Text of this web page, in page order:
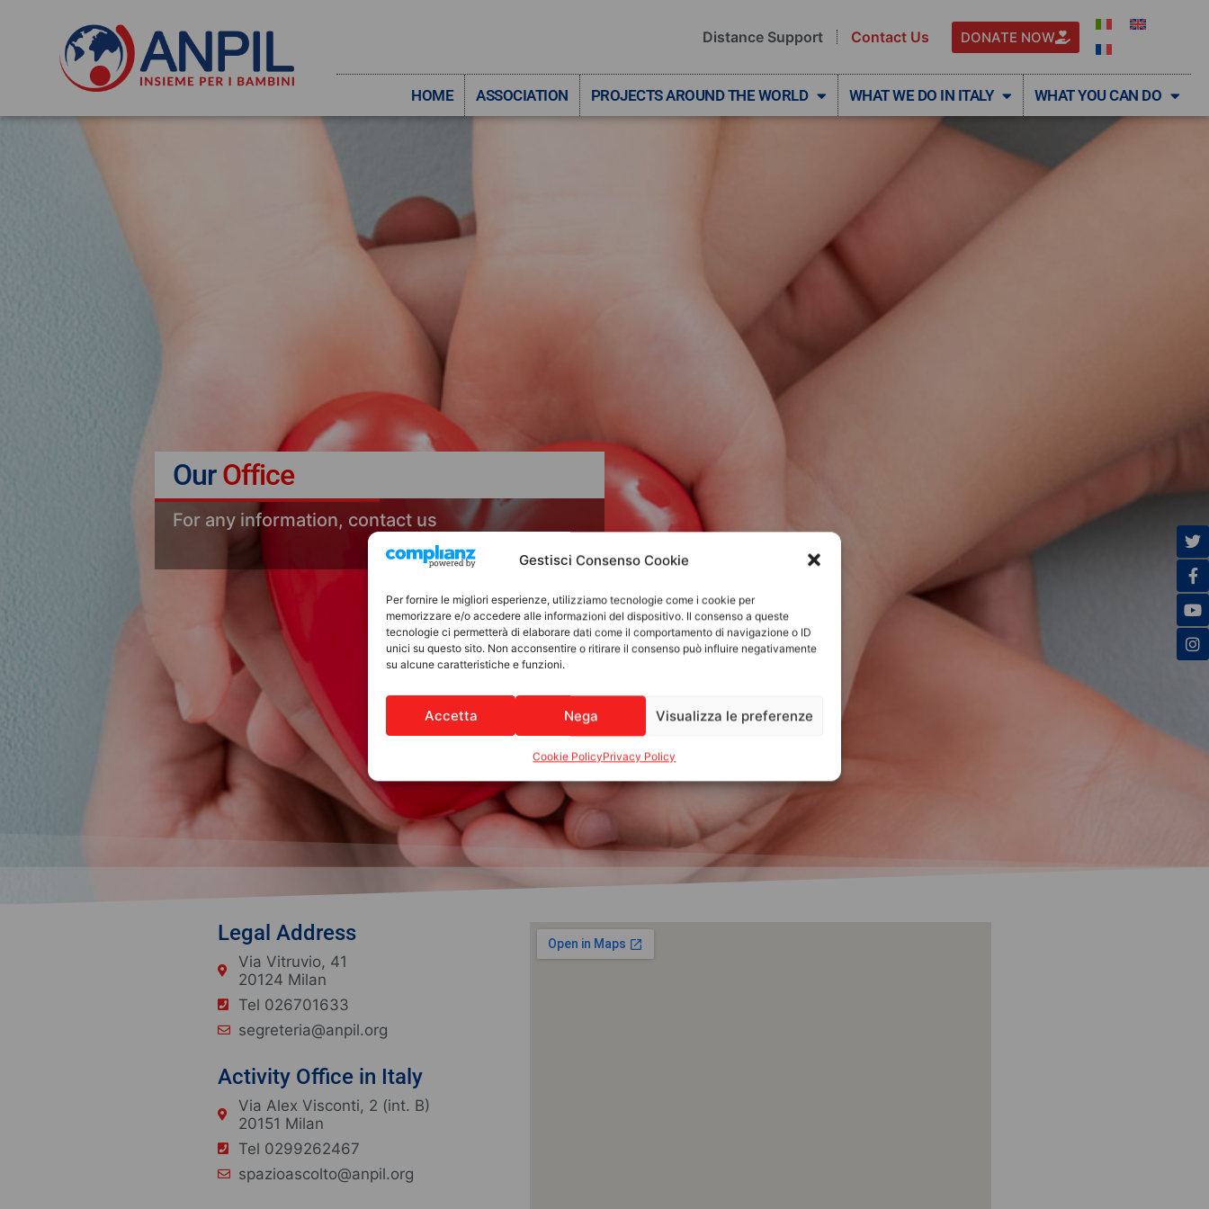
Gestisci Consenso Cookie
Per fornire le migliori esperienze, utilizziamo tecnologie come i cookie per
memorizzare e/o accedere alle informazioni del dispositivo. Il consenso a queste
tecnologie ci permetterà di elaborare dati come il comportamento di navigazione o ID
unici su questo sito. Non acconsentire o ritirare il consenso può influire negativamente
su alcune caratteristiche e funzioni.
Accetta Nega Visualizza le preferenze
Cookie PolicyPrivacy Policy
Distance Support Contact Us DONATE NOW
HOME ASSOCIATION PROJECTS AROUND THE WORLD WHAT WE DO IN ITALY WHAT YOU CAN DO
OurOffice
For any information, contact us
Legal Address
Via Vitruvio, 41
20124 Milan
Tel 026701633
segreteria@anpil.org
Activity Office in Italy
Via Alex Visconti, 2 (int. B)
20151 Milan
Tel 0299262467
spazioascolto@anpil.org